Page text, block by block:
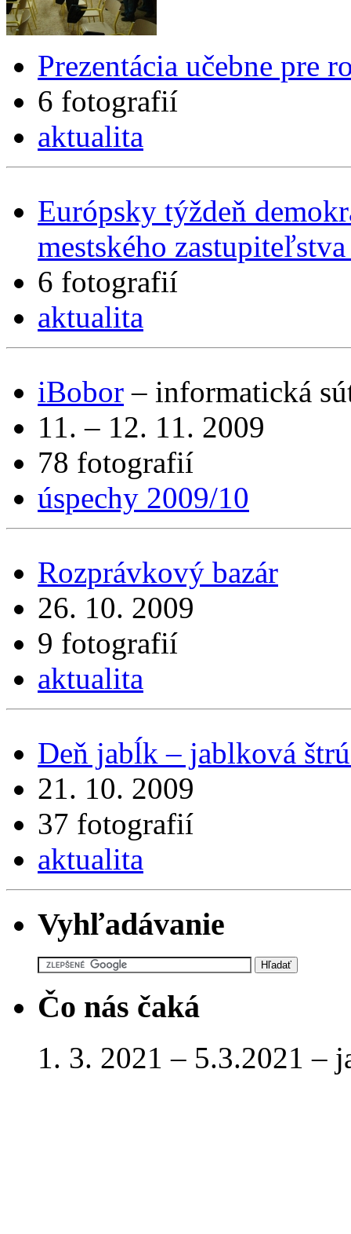
Prezentácia učebne pre
6 fotografií
aktualita
Európsky týždeň
mestského
6 fotografií
aktualita
iBobor – informatická
11. – 12. 11. 2009
78 fotografií
úspechy 2009/10
Rozprávkový bazár
26. 10. 2009
9 fotografií
aktualita
Deň jabĺk – jablková
21. 10. 2009
37 fotografií
aktualita
Vyhľadávanie
Čo nás čaká
1. 3. 2021 – 5.3.2021 –